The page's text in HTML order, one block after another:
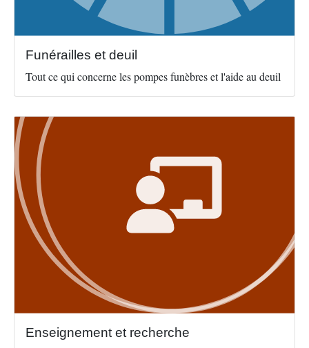
Funérailles et deuil
Tout ce qui concerne les pompes funèbres et l'aide au deuil
Image
Enseignement et recherche